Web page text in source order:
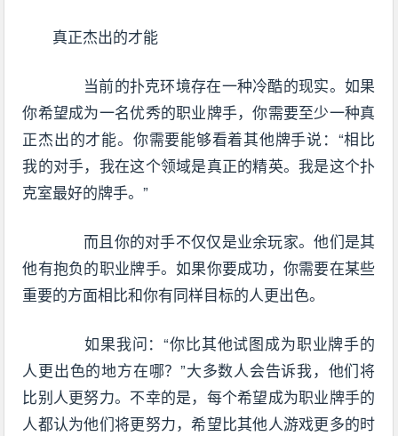
真正杰出的才能
当前的扑克环境存在一种冷酷的现实。如果
你希望成为一名优秀的职业牌手，你需要至少一种真
正杰出的才能。你需要能够看着其他牌手说：“相比
我的对手，我在这个领域是真正的精英。我是这个扑
克室最好的牌手。”
而且你的对手不仅仅是业余玩家。他们是其
他有抱负的职业牌手。如果你要成功，你需要在某些
重要的方面相比和你有同样目标的人更出色。
如果我问：“你比其他试图成为职业牌手的
人更出色的地方在哪？”大多数人会告诉我，他们将
比别人更努力。不幸的是，每个希望成为职业牌手的
人都认为他们将更努力，希望比其他人游戏更多的时